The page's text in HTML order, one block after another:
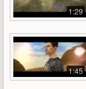
1:29
1:45